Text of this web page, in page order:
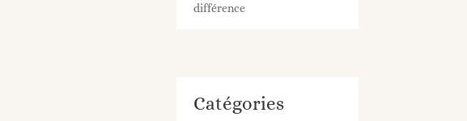
différence
Catégories